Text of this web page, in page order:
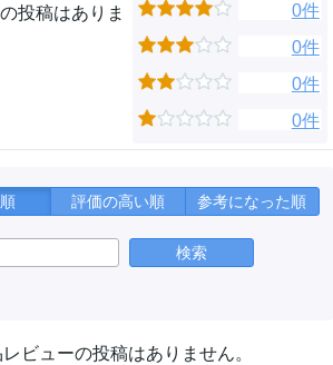
投稿はありま
0件
0件
0件
0件
評価の高い順 参考になった順
検索
ビューの投稿はありません。